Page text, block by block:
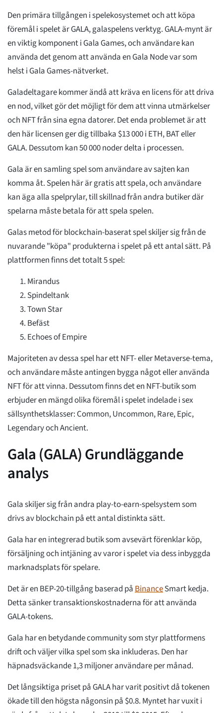
Den primära tillgången i spelekosystemet och att köpa
föremål i spelet är GALA, galaspelens verktyg. GALA-mynt är
en viktig komponent i Gala Games, och användare kan
använda det genom att använda en Gala Node var som
helst i Gala Games-nätverket.
Galadeltagare kommer ändå att kräva en licens för att driva
en nod, vilket gör det möjligt för dem att vinna utmärkelser
och NFT från sina egna datorer. Det enda problemet är att
den här licensen ger dig tillbaka $13 000 i ETH, BAT eller
GALA. Dessutom kan 50 000 noder delta i processen.
Gala är en samling spel som användare av sajten kan
komma åt. Spelen här är gratis att spela, och användare
kan äga alla spelprylar, till skillnad från andra butiker där
spelarna måste betala för att spela spelen.
Galas metod för blockchain-baserat spel skiljer sig från de
nuvarande "köpa" produkterna i spelet på ett antal sätt. På
plattformen finns det totalt 5 spel:
Mirandus
Spindeltank
Town Star
Befäst
Echoes of Empire
Majoriteten av dessa spel har ett NFT- eller Metaverse-tema,
och användare måste antingen bygga något eller använda
NFT för att vinna. Dessutom finns det en NFT-butik som
erbjuder en mängd olika föremål i spelet indelade i sex
sällsynthetsklasser: Common, Uncommon, Rare, Epic,
Legendary och Ancient.
Gala (GALA) Grundläggande
analys
Gala skiljer sig från andra play-to-earn-spelsystem som
drivs av blockchain på ett antal distinkta sätt.
Gala har en integrerad butik som avsevärt förenklar köp,
försäljning och intjäning av varor i spelet via dess inbyggda
marknadsplats för spelare.
Det är en BEP-20-tillgång baserad påBinanceSmart kedja.
Detta sänker transaktionskostnaderna för att använda
GALA-tokens.
Gala har en betydande community som styr plattformens
drift och väljer vilka spel som ska inkluderas. Den har
häpnadsväckande 1,3 miljoner användare per månad.
Det långsiktiga priset på GALA har varit positivt då tokenen
ökade till den högsta någonsin på $0.8. Myntet har vuxit i